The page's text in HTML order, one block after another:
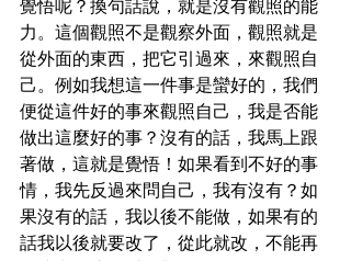
覺悟呢？換句話說，就是沒有觀照的能
力。這個觀照不是觀察外面，觀照就是
從外面的東西，把它引過來，來觀照自
己。例如我想這一件事是蠻好的，我們
便從這件好的事來觀照自己，我是否能
做出這麼好的事？沒有的話，我馬上跟
著做，這就是覺悟！如果看到不好的事
情，我先反過來問自己，我有沒有？如
果沒有的話，我以後不能做，如果有的
話我以後就要改了，從此就改，不能再